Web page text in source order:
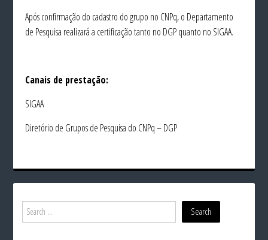
Após confirmação do cadastro do grupo no CNPq, o Departamento
de Pesquisa realizará a certificação tanto no DGP quanto no SIGAA.
Canais de prestação:
SIGAA
Diretório de Grupos de Pesquisa do CNPq – DGP